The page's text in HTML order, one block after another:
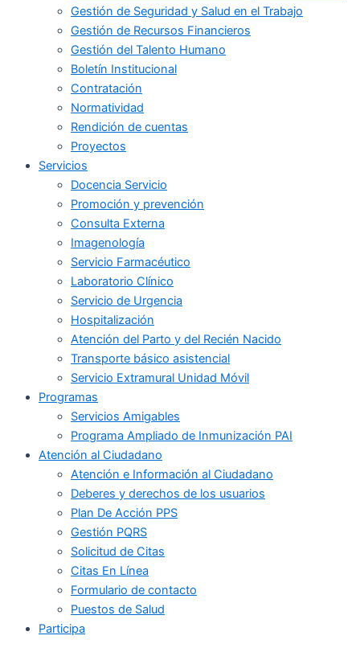
Gestión de Seguridad y Salud en el Trabajo
Gestión de Recursos Financieros
Gestión del Talento Humano
Boletín Institucional
Contratación
Normatividad
Rendición de cuentas
Proyectos
Servicios
Docencia Servicio
Promoción y prevención
Consulta Externa
Imagenología
Servicio Farmacéutico
Laboratorio Clínico
Servicio de Urgencia
Hospitalización
Atención del Parto y del Recién Nacido
Transporte básico asistencial
Servicio Extramural Unidad Móvil
Programas
Servicios Amigables
Programa Ampliado de Inmunización PAI
Atención al Ciudadano
Atención e Información al Ciudadano
Deberes y derechos de los usuarios
Plan De Acción PPS
Gestión PQRS
Solicitud de Citas
Citas En Línea
Formulario de contacto
Puestos de Salud
Participa